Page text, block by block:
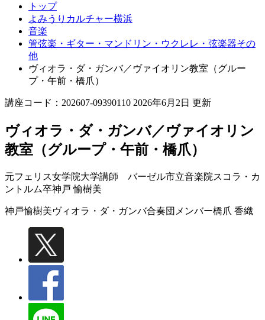
トップ
よみうりカルチャー横浜
音楽
管弦楽・ギター・マンドリン・ウクレレ・弦楽器その
他
ヴィオラ・ダ・ガンバ／ヴァイオリン教室（グルー
プ・午前・橋爪）
講座コード：202607-09390110 2026年6月2日 更新
ヴィオラ・ダ・ガンバ／ヴァイオリン
教室（グループ・午前・橋爪）
元フェリス女学院大学講師 バーゼル市立音楽院スコラ・カ
ントルム卒神戸 愉樹美
神戸愉樹美ヴィオラ・ダ・ガンバ合奏団メンバー橋爪 香織